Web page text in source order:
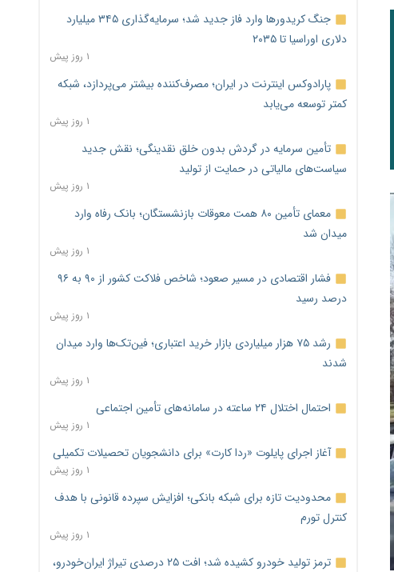
جنگ کریدورها وارد فاز جدید شد؛ سرمایه‌گذاری ۳۴۵ میلیارد
دلاری اوراسیا تا ۲۰۳۵
۱ روز پیش
پارادوکس اینترنت در ایران؛ مصرف‌کننده بیشتر می‌پردازد، شبکه
کمتر توسعه می‌یابد
۱ روز پیش
تأمین سرمایه در گردش بدون خلق نقدینگی؛ نقش جدید
سیاست‌های مالیاتی در حمایت از تولید
۱ روز پیش
معمای تأمین ۸۰ همت معوقات بازنشستگان؛ بانک رفاه وارد
میدان شد
۱ روز پیش
فشار اقتصادی در مسیر صعود؛ شاخص فلاکت کشور از ۹۰ به ۹۶
درصد رسید
۱ روز پیش
رشد ۷۵ هزار میلیاردی بازار خرید اعتباری؛ فین‌تک‌ها وارد میدان
شدند
۱ روز پیش
احتمال اختلال ۲۴ ساعته در سامانه‌های تأمین اجتماعی
۱ روز پیش
آغاز اجرای پایلوت «ردا کارت» برای دانشجویان تحصیلات تکمیلی
۱ روز پیش
محدودیت تازه برای شبکه بانکی؛ افزایش سپرده قانونی با هدف
کنترل تورم
۱ روز پیش
ترمز تولید خودرو کشیده شد؛ افت ۲۵ درصدی تیراژ ایران‌خودرو،